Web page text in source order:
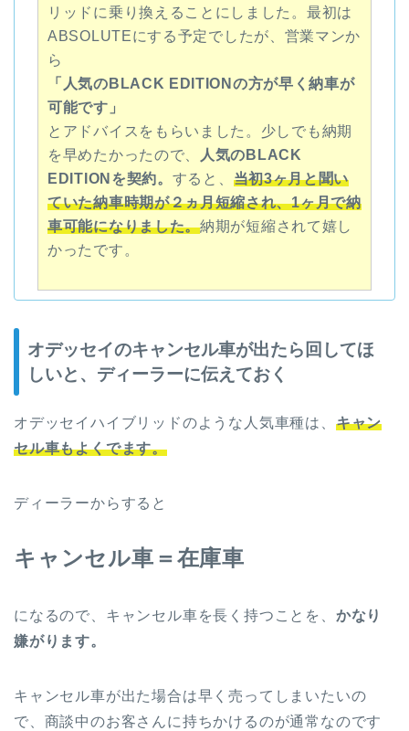
リッドに乗り換えることにしました。最初は
ABSOLUTEにする予定でしたが、営業マンか
ら
「人気のBLACK EDITION の方が早く納車が
可能です」
とアドバイスをもらいました。少しでも納期
を早めたかったので、
人気のBLACK
EDITIONを契約。 すると、 当初3ヶ月と聞い
ていた納車時期が２ヵ月短縮され、1ヶ月で納
車可能になりました。納期が短縮されて嬉し
かったです。
オデッセイのキャンセル車が出たら回してほ
しいと、ディーラーに伝えておく
オデッセイハイブリッドのような人気車種は、 キャン
セル車もよくでます。
ディーラーからすると
キャンセル車＝在庫車
になるので、キャンセル車を長く持つことを、 かなり
嫌がります。
キャンセル車が出た場合は早く売ってしまいたいの
で、商談中のお客さんに持ちかけるのが通常なのです